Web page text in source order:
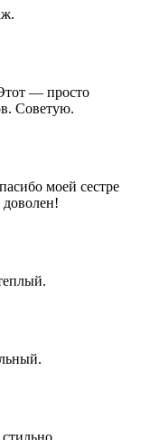
— просто
Советую.
моей сестре